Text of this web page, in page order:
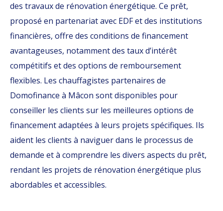
des travaux de rénovation énergétique. Ce prêt,
proposé en partenariat avec EDF et des institutions
financières, offre des conditions de financement
avantageuses, notamment des taux d’intérêt
compétitifs et des options de remboursement
flexibles. Les chauffagistes partenaires de
Domofinance à Mâcon sont disponibles pour
conseiller les clients sur les meilleures options de
financement adaptées à leurs projets spécifiques. Ils
aident les clients à naviguer dans le processus de
demande et à comprendre les divers aspects du prêt,
rendant les projets de rénovation énergétique plus
abordables et accessibles.